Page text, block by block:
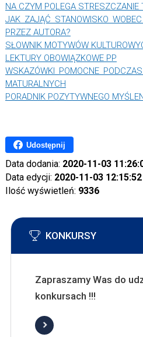
NA CZYM POLEGA STRESZCZANIE
JAK ZAJĄĆ STANOWISKO
PRZEZ AUTORA?
SŁOWNIK MOTYWÓW
LEKTURY OBOWIĄZKOWE PP
WSKAZÓWKI POMOCNE
MATURALNYCH
PORADNIK POZYTYWNEGO
Udostępnij
Data dodania: 2020-11-03
Data edycji: 2020-11-03 12:15:52
Ilość wyświetleń: 9336
KONKURSY
Zapraszamy Was do
konkursach !!!